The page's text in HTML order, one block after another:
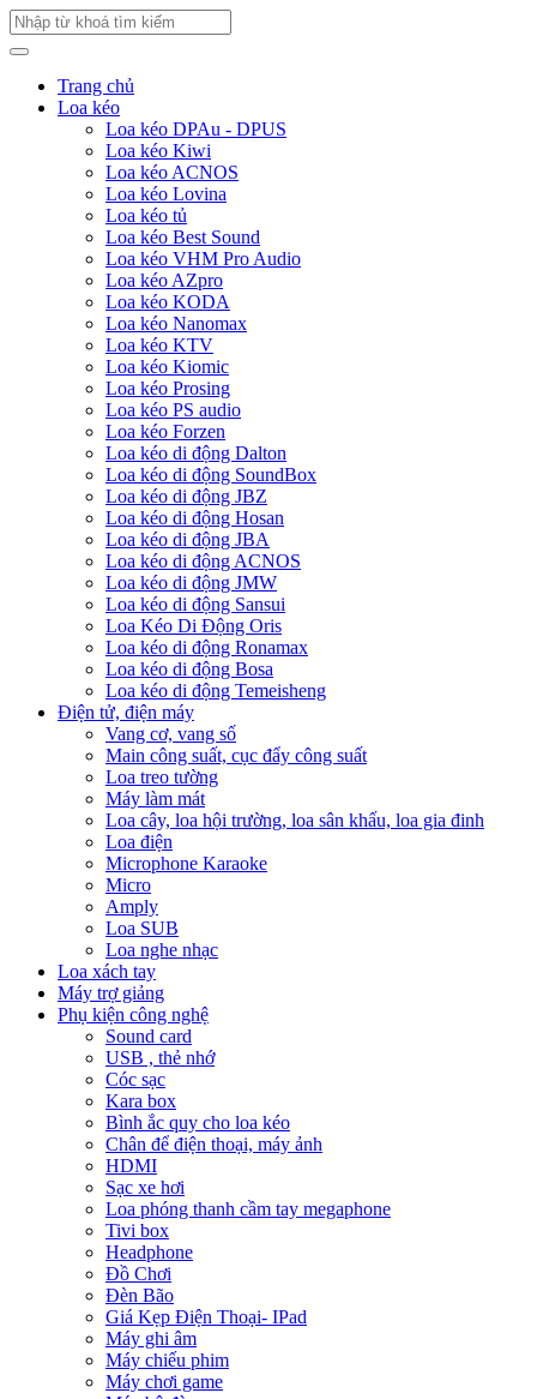
Trang chủ
Loa kéo
Loa kéo DPAu - DPUS
Loa kéo Kiwi
Loa kéo ACNOS
Loa kéo Lovina
Loa kéo tủ
Loa kéo Best Sound
Loa kéo VHM Pro Audio
Loa kéo AZpro
Loa kéo KODA
Loa kéo Nanomax
Loa kéo KTV
Loa kéo Kiomic
Loa kéo Prosing
Loa kéo PS audio
Loa kéo Forzen
Loa kéo di động Dalton
Loa kéo di động SoundBox
Loa kéo di động JBZ
Loa kéo di động Hosan
Loa kéo di động JBA
Loa kéo di động ACNOS
Loa kéo di động JMW
Loa kéo di động Sansui
Loa Kéo Di Động Oris
Loa kéo di động Ronamax
Loa kéo di động Bosa
Loa kéo di động Temeisheng
Điện tử, điện máy
Vang cơ, vang số
Main công suất, cục đẩy công suất
Loa treo tường
Máy làm mát
Loa cây, loa hội trường, loa sân khấu, loa gia đinh
Loa điện
Microphone Karaoke
Micro
Amply
Loa SUB
Loa nghe nhạc
Loa xách tay
Máy trợ giảng
Phụ kiện công nghệ
Sound card
USB , thẻ nhớ
Cóc sạc
Kara box
Bình ắc quy cho loa kéo
Chân để điện thoại, máy ảnh
HDMI
Sạc xe hơi
Loa phóng thanh cầm tay megaphone
Tivi box
Headphone
Đồ Chơi
Đèn Bão
Giá Kẹp Điện Thoại- IPad
Máy ghi âm
Máy chiếu phim
Máy chơi game